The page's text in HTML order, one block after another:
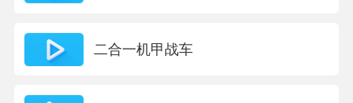
二合一机甲战车